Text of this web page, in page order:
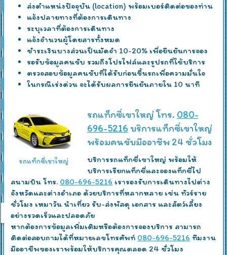
ส่งตำแหน่งปัจจุบัน (location) พร้อมเบอร์ติดต่อของท่าน
แจ้งปลายทางที่ต้องการเดินทาง
ระบุเวลาที่ต้องการเดินทาง
แจ้งจำนวนผู้โดยสารทั้งหมด
ชำระเงินบางส่วนเป็นมัดจำ 10-20% เพื่อยืนยันการจอง
รอรับข้อมูลคนขับ รวมถึงโปรไฟล์และรูปรถที่ใช้บริการ
ตรวจสอบข้อมูลคนขับที่ได้รับก่อนขึ้นรถเพื่อความมั่นใจ
ในกรณีเร่งด่วน จะได้รับผลการยืนยันภายใน 10 นาที
รถแท็กซี่เขาใหญ่
รถแท็กซี่เขาใหญ่ โทร. 080-
696-5216 บริการแท็กซี่เขาใหญ่
พร้อมคนขับมืออาชีพ 24 ชั่วโมง
บริการรถแท็กซี่เขาใหญ่ พร้อมให้
บริการเรียกแท็กซี่และจองแท็กซี่ไป
สนามบิน โทร. 080-696-5216 เรารองรับการเดินทางไปต่าง
จังหวัดและต่างอำเภอ ด้วยบริการที่หลากหลาย เช่น ทัวร์ราย
ชั่วโมง เหมาวัน นำเที่ยว รับ-ส่งพัสดุ เอกสาร และสัตว์เลี้ยง
อย่างรวดเร็วและปลอดภัย
หากต้องการข้อมูลเพิ่มเติมหรือต้องการจองบริการ สามารถ
ติดต่อสอบถามได้ที่หมายเลขโทรศัพท์ 080-696-5216 ทีมงาน
มืออาชีพของเราพร้อมให้บริการคุณตลอด 24 ชั่วโมง